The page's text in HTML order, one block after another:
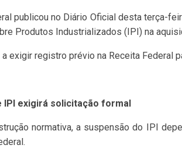
publicou no Diário Oficial desta terça-
Produtos Industrializados (IPI) na
a exigir registro prévio na Receita
IPI exigirá solicitação formal
normativa, a suspensão do IPI